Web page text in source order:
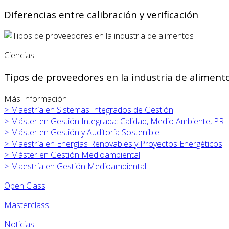
Diferencias entre calibración y verificación
Ciencias
Tipos de proveedores en la industria de
Más Información
> Maestría en Sistemas Integrados de Gestión
> Máster en Gestión Integrada: Calidad, Medio Ambiente, PRL
> Máster en Gestión y Auditoría Sostenible
> Maestría en Energías Renovables y Proyectos Energéticos
> Máster en Gestión Medioambiental
> Maestría en Gestión Medioambiental
Open Class
Masterclass
Noticias